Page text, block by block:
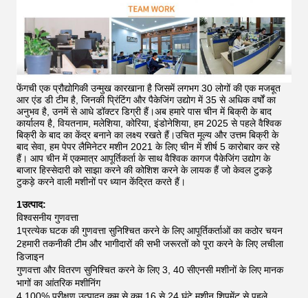
फेंगची एक प्रौद्योगिकी उन्मुख कारखाना है जिसमें लगभग 30 लोगों की एक मजबूत
आर एंड डी टीम है, जिनकी प्रिंटिंग और पैकेजिंग उद्योग में 35 से अधिक वर्षों का
अनुभव है, उनमें से आधे डॉक्टर डिग्री हैं।अब हमारे पास चीन में बिक्री के बाद
कार्यालय है, वियतनाम, मलेशिया, कोरिया, इंडोनेशिया, हम 2025 से पहले वैश्विक
बिक्री के बाद का केंद्र बनाने का लक्ष्य रखते हैं।उचित मूल्य और उत्तम बिक्री के
बाद सेवा, हम पेपर लैमिनेटर मशीन 2021 के लिए चीन में शीर्ष 5 कारोबार कर रहे
हैं। आप चीन में एकमात्र आपूर्तिकर्ता के साथ वैश्विक कागज पैकेजिंग उद्योग के
बाजार हिस्सेदारी को साझा करने की कोशिश करने के लायक हैं जो केवल टुकड़े
टुकड़े करने वाली मशीनों पर ध्यान केंद्रित करते हैं।
1उत्पाद:
विश्वसनीय गुणवत्ता
1प्रत्येक घटक की गुणवत्ता सुनिश्चित करने के लिए आपूर्तिकर्ताओं का कठोर चयन
2हमारी तकनीकी टीम और भागीदारों की सभी जरूरतों को पूरा करने के लिए लचीला
डिजाइन
गुणवत्ता और वितरण सुनिश्चित करने के लिए 3, 40 सीएनसी मशीनों के लिए मानक
भागों का आंतरिक मशीनिंग